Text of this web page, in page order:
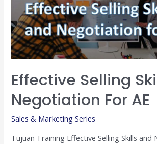
Effective Selling
Negotiation For AE
Sales & Marketing Series
Tujuan Training Effective Selling Skills